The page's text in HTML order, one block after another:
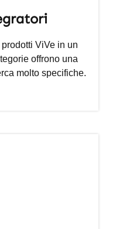
ViVe in un
offrono una
molto specifiche.